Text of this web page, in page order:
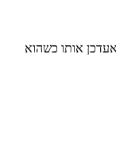
אותו כשהוא